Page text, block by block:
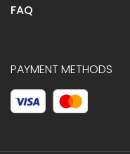
FAQ
PAYMENT METHODS